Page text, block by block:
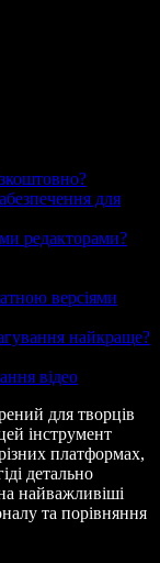
для
редакторами?
версіями
найкраще?
відео
для творців
інструмент
платформах,
детально
найважливіші
та порівняння